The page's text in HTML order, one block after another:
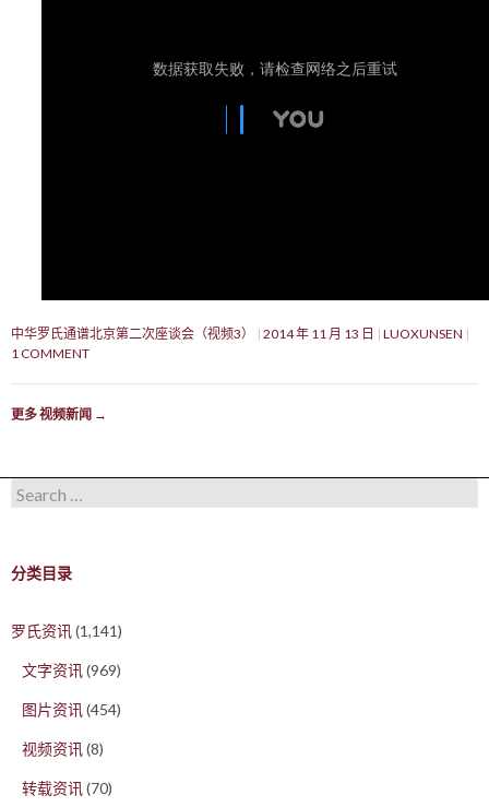
中华罗氏通谱北京第二次座谈会（视频3） 2014 年 11 月 13 日
LUOXUNSEN
1 COMMENT
更多 视频新闻 →
Search for:
分类目录
罗氏资讯(1,141)
文字资讯(969)
图片资讯(454)
视频资讯(8)
转载资讯(70)